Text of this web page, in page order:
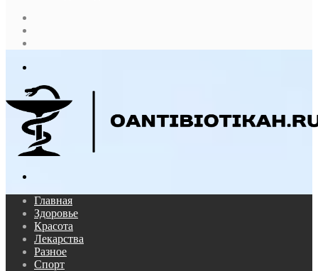
Главная
Здоровье
Красота
Лекарства
Разное
Спорт